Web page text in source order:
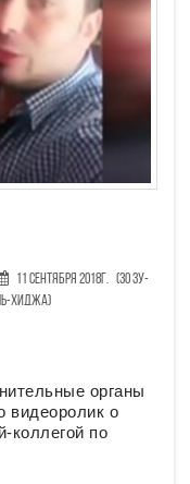
11 Сентября 2018г. (30 Зу-
хиджа)
органы
видеоролик о
коллегой по